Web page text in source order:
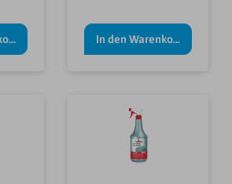
In den Warenkorb